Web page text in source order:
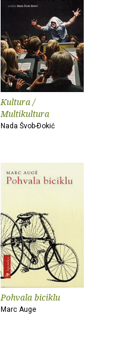
Kultura /
Multikultura
Nada Švob-Ðokić
Pohvala biciklu
Marc Auge